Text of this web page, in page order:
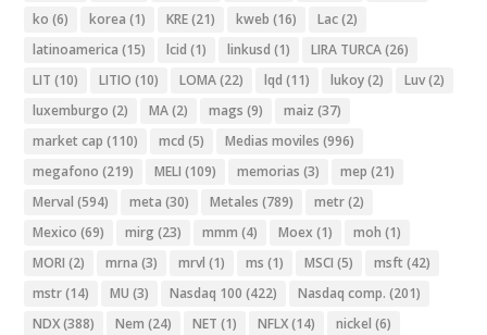
ko (6) korea (1) KRE(21) kweb (16) Lac(2)
latinoamerica (15) lcid (1) linkusd (1) LIRA TURCA(26)
LIT (10) LITIO (10) LOMA(22) lqd (11) lukoy(2) Luv(2)
luxemburgo (2) MA(2) mags (9) maiz (37)
market cap (110) mcd (5) Medias moviles (996)
megafono (219) MELI (109) memorias (3) mep (21)
Merval (594) meta (30) Metales (789) metr(2)
Mexico (69) mirg (23) mmm (4) Moex (1) moh (1)
MORI (2) mrna (3) mrvl (1) ms (1) MSCI (5) msft (42)
mstr(14) MU (3) Nasdaq 100 (422) Nasdaq comp. (201)
NDX(388) Nem (24) NET (1) NFLX(14) nickel (6)